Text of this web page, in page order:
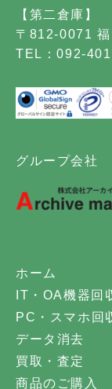
【第二倉庫】
〒812-0071
TEL：092-
グループ会社
ホーム
IT・OA機器回
PC・スマホ回
データ消去
買取・査定
商品のご購入